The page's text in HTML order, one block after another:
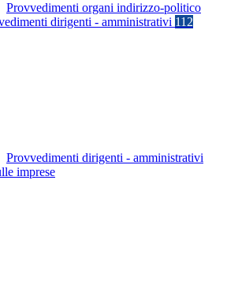
Provvedimenti organi indirizzo-politico
dirigenti - amministrativi 112
Provvedimenti dirigenti - amministrativi
imprese